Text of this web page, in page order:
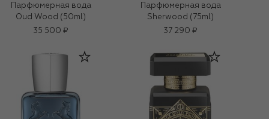
Парфюмерная вода
Oud Wood (50ml)
35 500 ₽
Парфюмерная вода
Sherwood (75ml)
37 290 ₽